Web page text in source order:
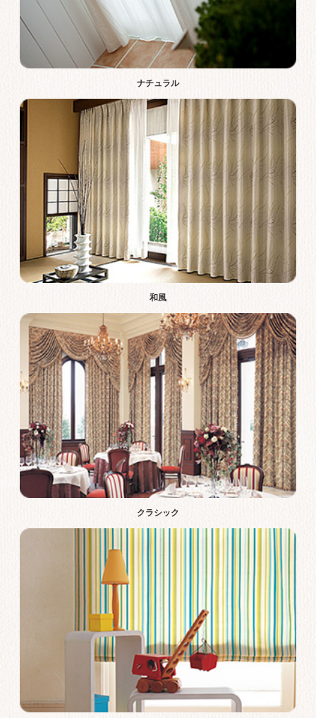
ナチュラル
和風
クラシック